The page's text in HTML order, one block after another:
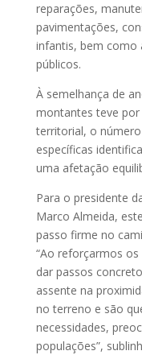
reparações,
pavimentações,
infantis, bem como
públicos.
À semelhança de
montantes teve
territorial, o
específicas
uma afetação
Para o presidente
Marco Almeida,
passo firme no
“Ao reforçarmos
dar passos
assente na
no terreno e são
necessidades,
populações”,